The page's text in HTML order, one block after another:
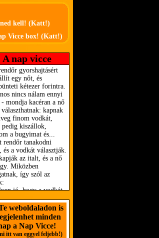
kell! (Katt!)
Vicce box! (Katt!)
A nap vicce
weboldaladon is
minden
a Nap Vicce!
itt van eggyel feljebb!)